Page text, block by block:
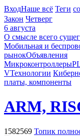
ВходНаше всё Теги
Закон Четверг
6 августа
О смысле всего
Мобильная и
рынокОбъявления
Микроконтроллеры
VТехнологии
платы, компоненты
ARM,
1582569 Топик